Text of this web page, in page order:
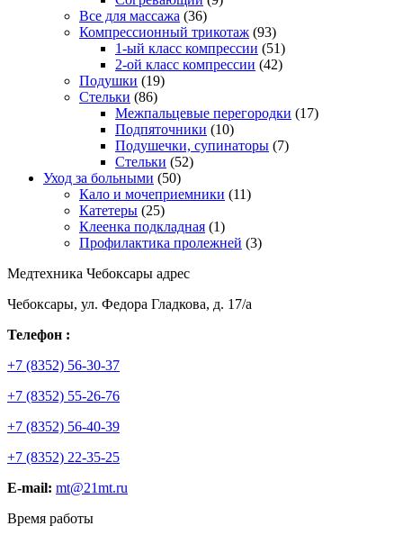
Все для массажа (36)
Компрессионный трикотаж (93)
1-ый класс компрессии (51)
2-ой класс компрессии (42)
Подушки (19)
Стельки (86)
Межпальцевые перегородки (17)
Подпяточники (10)
Подушечки, супинаторы (7)
Стельки (52)
Уход за больными (50)
Кало и мочеприемники (11)
Катетеры (25)
Клеенка подкладная (1)
Профилактика пролежней (3)
Медтехника Чебоксары адрес
Чебоксары, ул. Федора Гладкова, д. 17/а
Телефон :
+7 (8352) 56-30-37
+7 (8352) 55-26-76
+7 (8352) 56-40-39
+7 (8352) 22-35-25
E-mail: mt@21mt.ru
Время работы